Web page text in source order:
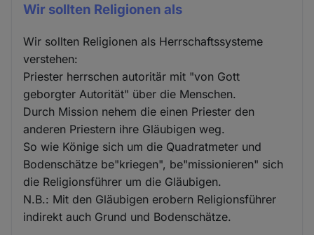
Wir sollten Religionen als
Wir sollten Religionen als Herrschaftssysteme
verstehen:
Priester herrschen autoritär mit "von Gott
geborgter Autorität" über die Menschen.
Durch Mission nehem die einen Priester den
anderen Priestern ihre Gläubigen weg.
So wie Könige sich um die Quadratmeter und
Bodenschätze be"kriegen", be"missionieren" sich
die Religionsführer um die Gläubigen.
N.B.: Mit den Gläubigen erobern Religionsführer
indirekt auch Grund und Bodenschätze.